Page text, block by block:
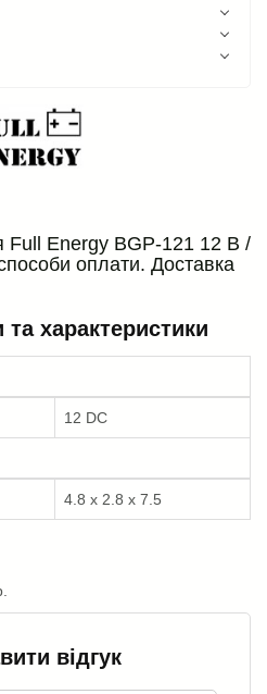
Full Energy BGP-121 12 В /
оплати. Доставка
характеристики
12 DC
4.8 x 2.8 x 7.5
відгук